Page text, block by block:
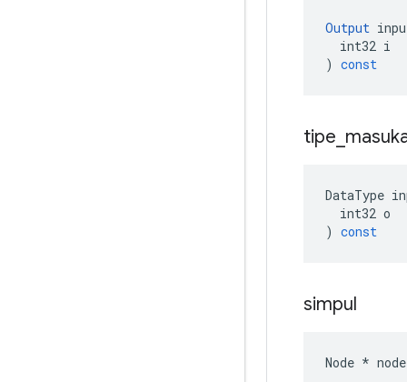
Output
int32 i
) const
tipe
DataType
int32 o
) const
simpul
Node * node